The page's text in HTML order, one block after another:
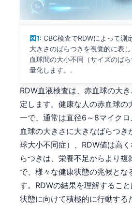
図1: CBC検査でRDWによって測
大きさのばらつきを視覚的に表
血球間の大小不同（サイズのば
量化します。.
RDW血液検査は、赤血球の大
定します。健康な人の赤血球の
一で、通常は直径6～8マイク
血球の大きさに大きなばらつき
球大小不同症）、RDW値は高
らつきは、栄養不足からより複
で、様々な健康状態の兆候とな
す。RDWの結果を理解するこ
状態に向けて積極的に行動する